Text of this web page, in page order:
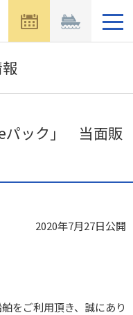
ュ
開
パック」 当面販
2020年7月27日公開
をご利用頂き、誠にあり